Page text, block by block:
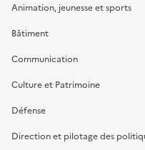
Animation, jeunesse et sports
Bâtiment
Communication
Culture et Patrimoine
Défense
Direction et pilotage des